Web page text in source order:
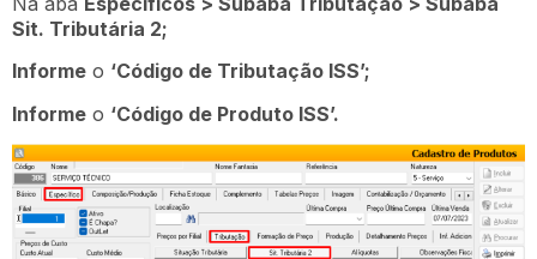
Sit. Tributária 2;
Informe o ‘Código de Tributação ISS’;
Informe o ‘Código de Produto ISS’.